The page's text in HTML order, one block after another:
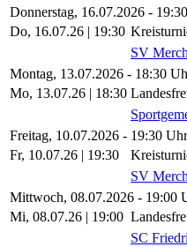
Donnerstag, 16.07.2026 -
Do, 16.07.26 | 19:30
SV
Montag, 13.07.2026 - 18:30
Mo, 13.07.26 | 18:30
Freitag, 10.07.2026 - 19:30
Fr, 10.07.26 | 19:30
SV
Mittwoch, 08.07.2026 - 19:00
Mi, 08.07.26 | 19:00
SC